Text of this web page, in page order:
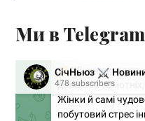
Ми в Telegram